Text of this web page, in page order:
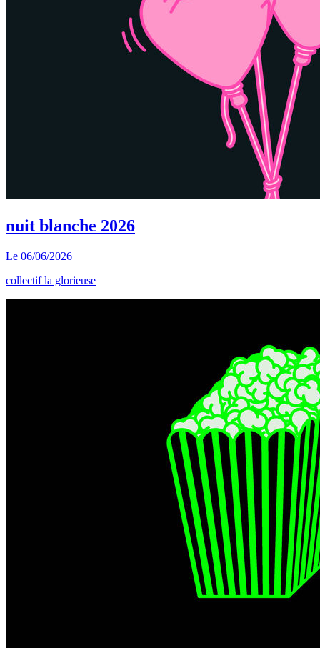
nuit blanche 2026
Le 06/06/2026
collectif la glorieuse